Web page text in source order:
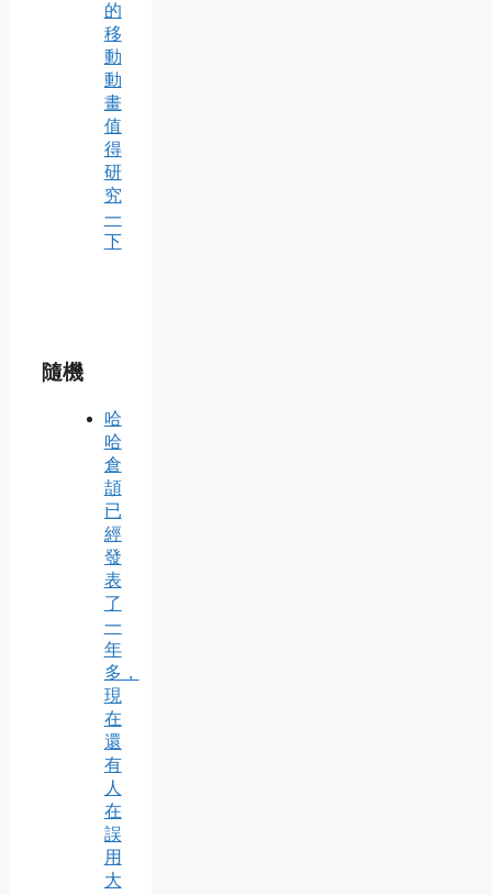
的
移
動
動
畫
值
得
研
究
一
下
隨機
哈
哈
倉
頡
已
經
發
表
了
一
年
多，
現
在
還
有
人
在
誤
用
大